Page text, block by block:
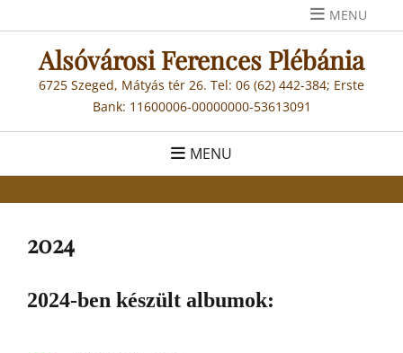
to
content
MENU
Alsóvárosi Ferences Plébánia
6725 Szeged, Mátyás tér 26. Tel: 06 (62) 442-384; Erste
Bank: 11600006-00000000-53613091
MENU
2024
2024-ben készült albumok: